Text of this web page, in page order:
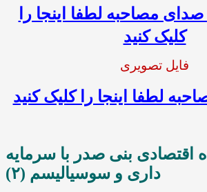
مصاحبه لطفا اینجا را
کلیک کنید
فایل تصویری
لطفا اینجا را کلیک کنید
اقتصادی بنی صدر با سرمایه
داری و سوسیالیسم (۲)